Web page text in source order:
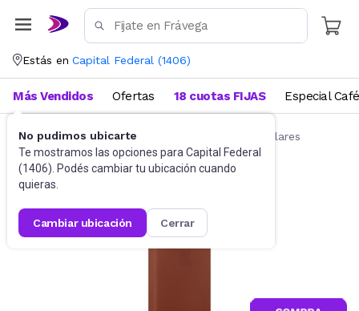
Estás en Capital Federal (1406)
No pudimos ubicarte
Te mostramos las opciones para Capital Federal
(1406). Podés cambiar tu ubicación cuando
quieras.
cambiar ubicación cerrar
Más Vendidos Ofertas 18 cuotas FIJAS Especial Café
Accesorios para Celulares Fundas para celulares